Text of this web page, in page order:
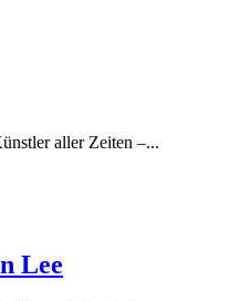
aller Zeiten –...
Lee